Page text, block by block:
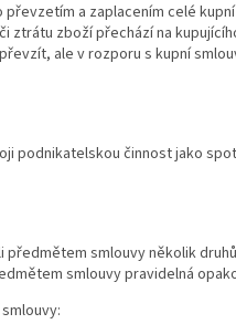
a zaplacením celé
ztrátu zboží přechází na
ale v rozporu s kupní
podnikatelskou činnost jako
smlouvy několik
smlouvy pravidelná